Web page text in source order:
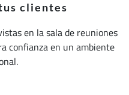
clientes
en la sala de reuniones
confianza en un ambiente